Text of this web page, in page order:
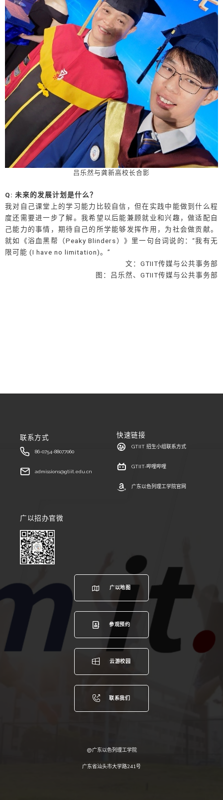
吕乐然与龚新高校长合影
Q: 未来的发展计划是什么？
我对自己课堂上的学习能力比较自信，但在实践中能做到什么程
度还需要进一步了解。我希望以后能兼顾就业和兴趣，做适配自
己能力的事情，期待自己的所学能够发挥作用，为社会做贡献。
就如《浴血黑帮（Peaky Blinders）》里一句台词说的：“我有无
限可能 (I have no limitation)。”
文：GTIIT传媒与公共事务部
图：吕乐然、GTIIT传媒与公共事务部
联系方式
86-0754-88077060
admissions@gtiit.edu.cn
快速链接
GTIIT 招生小组联系方式
GTIIT-哔哩哔哩
广东以色列理工学院官网
广以招办官微
广以地图
参观预约
云游校园
联系我们
@广东以色列理工学院
广东省汕头市大学路241号